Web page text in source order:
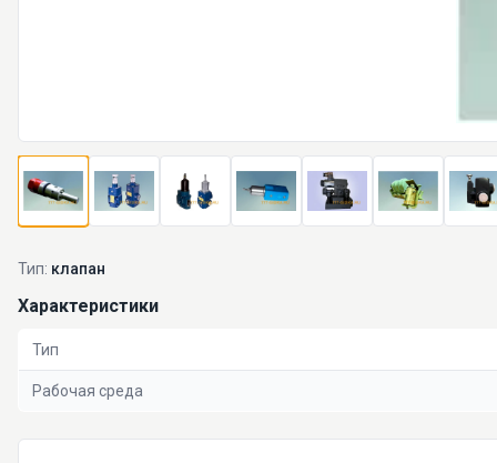
Тип: клапан
Характеристики
Тип
Рабочая среда